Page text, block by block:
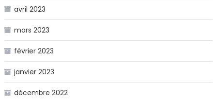
avril 2023
mars 2023
février 2023
janvier 2023
décembre 2022